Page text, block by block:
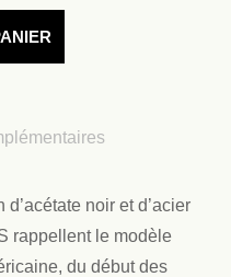
noir et d’acier
rappellent le modèle
du début des